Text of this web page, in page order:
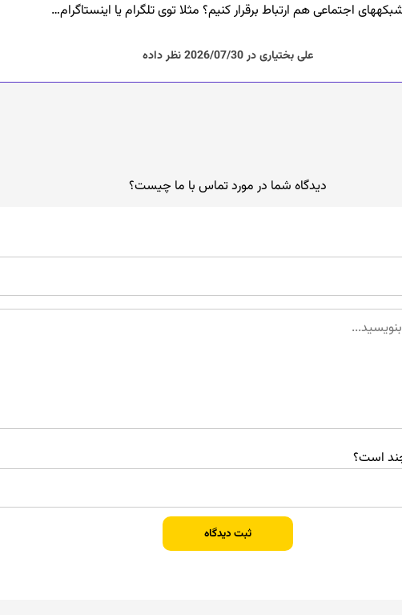
اجتماعی هم ارتباط برقرار کنیم؟ مثلا توی تلگرام یا اینستاگرام…
علی بختیاری در 2026/07/30 نظر داده
دیدگاه شما در مورد تماس با ما چیست؟
ثبت دیدگاه